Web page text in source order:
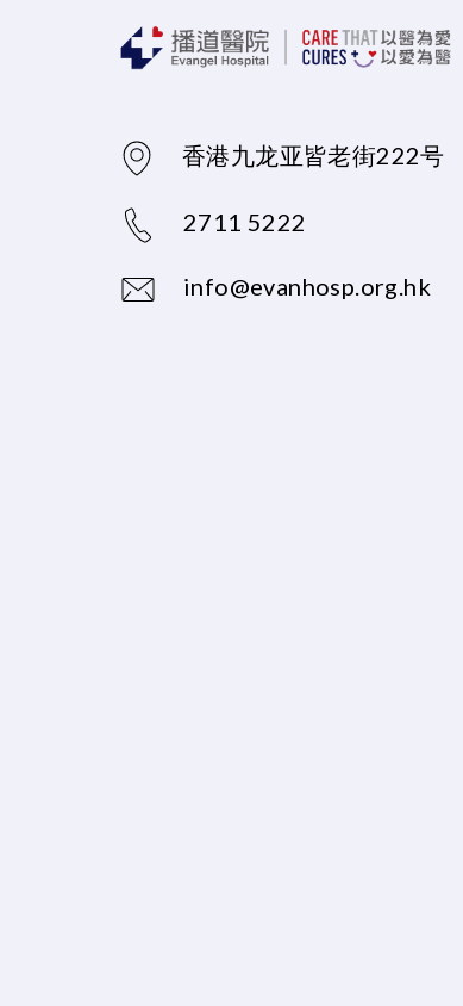
香港九龙亚皆老街222号
2711 5222
info@evanhosp.org.hk